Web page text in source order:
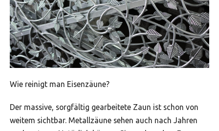
Wie reinigt man Eisenzäune?
Der massive, sorgfältig gearbeitete Zaun ist schon von
weitem sichtbar. Metallzäune sehen auch nach Jahren